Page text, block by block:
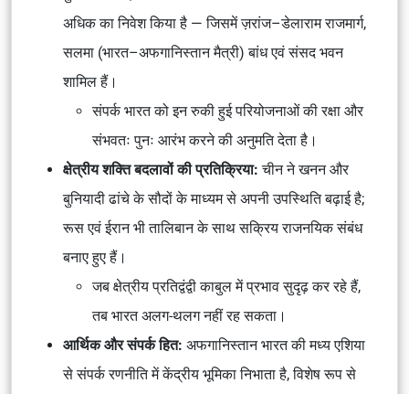
अधिक का निवेश किया है — जिसमें ज़रांज–डेलाराम राजमार्ग,
सलमा (भारत–अफगानिस्तान मैत्री) बांध एवं संसद भवन
शामिल हैं।
संपर्क भारत को इन रुकी हुई परियोजनाओं की रक्षा और
संभवतः पुनः आरंभ करने की अनुमति देता है।
क्षेत्रीय शक्ति बदलावों की प्रतिक्रिया: चीन ने खनन और
बुनियादी ढांचे के सौदों के माध्यम से अपनी उपस्थिति बढ़ाई है;
रूस एवं ईरान भी तालिबान के साथ सक्रिय राजनयिक संबंध
बनाए हुए हैं।
जब क्षेत्रीय प्रतिद्वंद्वी काबुल में प्रभाव सुदृढ़ कर रहे हैं,
तब भारत अलग-थलग नहीं रह सकता।
आर्थिक और संपर्क हित: अफगानिस्तान भारत की मध्य एशिया
से संपर्क रणनीति में केंद्रीय भूमिका निभाता है, विशेष रूप से